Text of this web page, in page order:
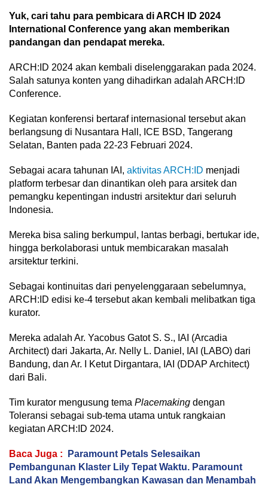
Yuk, cari tahu para pembicara di ARCH ID 2024
International Conference yang akan memberikan
pandangan dan pendapat mereka.
ARCH:ID 2024 akan kembali diselenggarakan pada 2024.
Salah satunya konten yang dihadirkan adalah ARCH:ID
Conference.
Kegiatan konferensi bertaraf internasional tersebut akan
berlangsung di Nusantara Hall, ICE BSD, Tangerang
Selatan, Banten pada 22-23 Februari 2024.
Sebagai acara tahunan IAI, aktivitas ARCH:ID menjadi
platform terbesar dan dinantikan oleh para arsitek dan
pemangku kepentingan industri arsitektur dari seluruh
Indonesia.
Mereka bisa saling berkumpul, lantas berbagi, bertukar ide,
hingga berkolaborasi untuk membicarakan masalah
arsitektur terkini.
Sebagai kontinuitas dari penyelenggaraan sebelumnya,
ARCH:ID edisi ke-4 tersebut akan kembali melibatkan tiga
kurator.
Mereka adalah Ar. Yacobus Gatot S. S., IAI (Arcadia
Architect) dari Jakarta, Ar. Nelly L. Daniel, IAI (LABO) dari
Bandung, dan Ar. I Ketut Dirgantara, IAI (DDAP Architect)
dari Bali.
Tim kurator mengusung tema Placemaking dengan
Toleransi sebagai sub-tema utama untuk rangkaian
kegiatan ARCH:ID 2024.
Baca Juga :
Paramount Petals Selesaikan
Pembangunan Klaster Lily Tepat Waktu. Paramount
Land Akan Mengembangkan Kawasan dan Menambah